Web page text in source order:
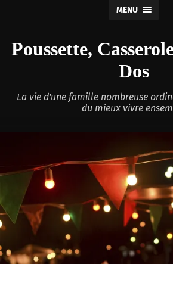
MENU
Poussette,
Dos
La vie d'une famille nombreuse
du mieux vivre